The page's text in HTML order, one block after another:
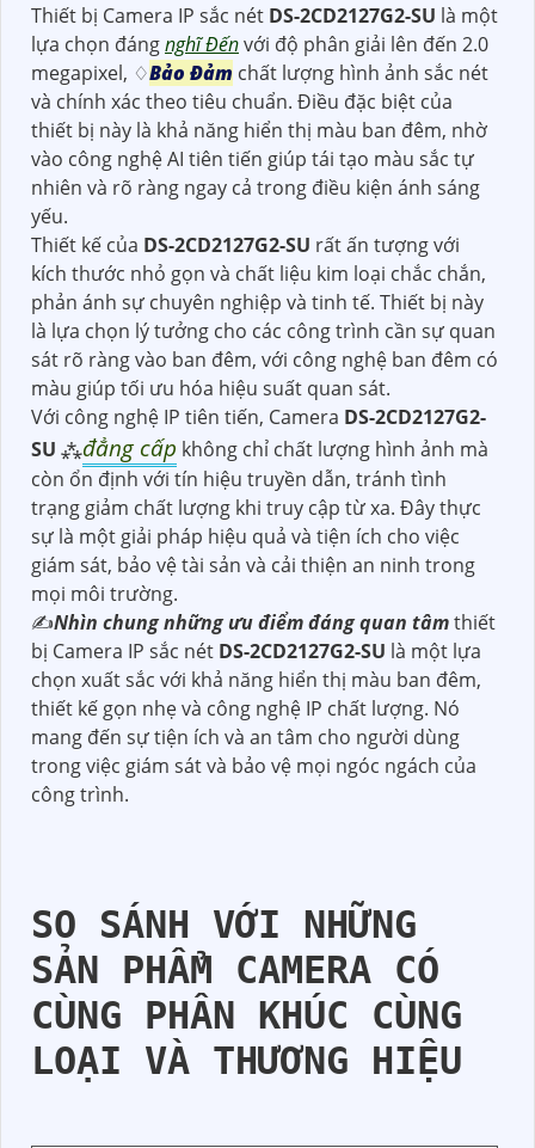
Thiết bị Camera IP sắc nét DS-2CD2127G2-SU là một
lựa chọn đángnghĩ Đếnvới độ phân giải lên đến 2.0
megapixel, ♢Bảo Đảm chất lượng hình ảnh sắc nét
và chính xác theo tiêu chuẩn. Điều đặc biệt của
thiết bị này là khả năng hiển thị màu ban đêm, nhờ
vào công nghệ AI tiên tiến giúp tái tạo màu sắc tự
nhiên và rõ ràng ngay cả trong điều kiện ánh sáng
yếu.
Thiết kế của DS-2CD2127G2-SU rất ấn tượng với
kích thước nhỏ gọn và chất liệu kim loại chắc chắn,
phản ánh sự chuyên nghiệp và tinh tế. Thiết bị này
là lựa chọn lý tưởng cho các công trình cần sự quan
sát rõ ràng vào ban đêm, với công nghệ ban đêm có
màu giúp tối ưu hóa hiệu suất quan sát.
Với công nghệ IP tiên tiến, Camera DS-2CD2127G2-
SU ⁂đẳng cấp không chỉ chất lượng hình ảnh mà
còn ổn định với tín hiệu truyền dẫn, tránh tình
trạng giảm chất lượng khi truy cập từ xa. Đây thực
sự là một giải pháp hiệu quả và tiện ích cho việc
giám sát, bảo vệ tài sản và cải thiện an ninh trong
mọi môi trường.
✍️Nhìn chung những ưu điểm đáng quan tâmthiết
bị Camera IP sắc nét DS-2CD2127G2-SU là một lựa
chọn xuất sắc với khả năng hiển thị màu ban đêm,
thiết kế gọn nhẹ và công nghệ IP chất lượng. Nó
mang đến sự tiện ích và an tâm cho người dùng
trong việc giám sát và bảo vệ mọi ngóc ngách của
công trình.
SO SÁNH VỚI NHỮNG
SẢN PHẨM CAMERA CÓ
CÙNG PHÂN KHÚC CÙNG
LOẠI VÀ THƯƠNG HIỆU